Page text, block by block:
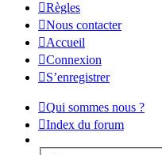
Règles
Nous contacter
Accueil
Connexion
S’enregistrer
Qui sommes nous ?
Index du forum